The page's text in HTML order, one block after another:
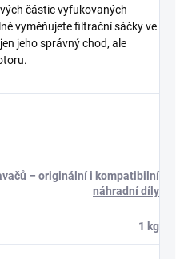
částic vyfukovaných
vyměňujete filtrační sáčky ve
jeho správný chod, ale
– originální i kompatibilní
náhradní díly
1 kg